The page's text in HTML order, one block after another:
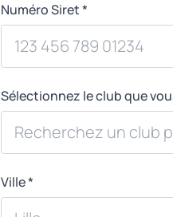
Numéro Siret *
Sélectionnez le club que
Ville *